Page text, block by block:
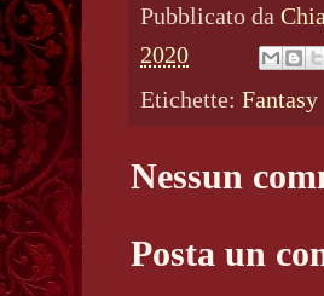
Pubblicato da
2020
Etichette: Fantasy
Nessun
Posta un